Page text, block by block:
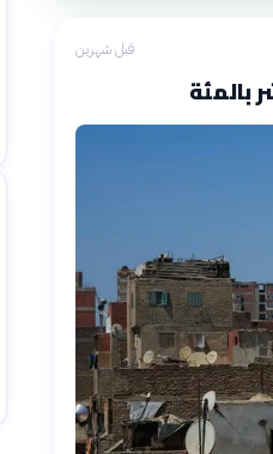
قبل شهرين
بالمئة